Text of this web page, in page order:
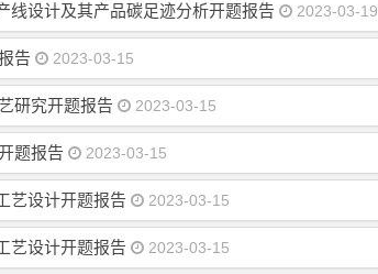
线设计及其产品碳足迹分析开题报告 2023-03-19
告 2023-03-15
研究开题报告 2023-03-15
题报告 2023-03-15
艺设计开题报告 2023-03-15
艺设计开题报告 2023-03-15